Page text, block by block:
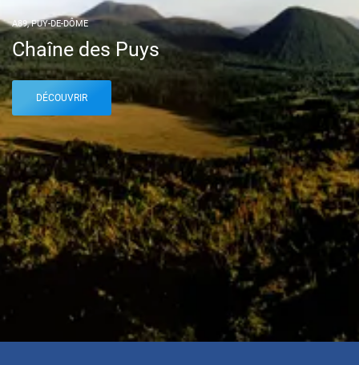
A89, PUY-DE-DÔME
Chaîne des Puys
DÉCOUVRIR